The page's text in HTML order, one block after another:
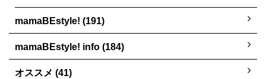
mamaBEstyle! (191)
mamaBEstyle! info (184)
オススメ (41)